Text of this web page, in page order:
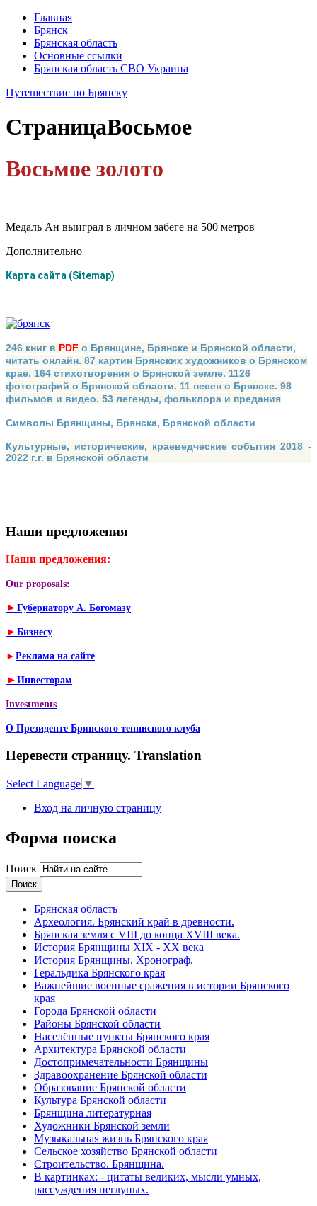
Главная
Брянск
Брянская область
Основные ссылки
Брянская область СВО Украина
Путешествие по Брянску
СтраницаВосьмое
Восьмое золото
Медаль Ан выиграл в личном забеге на 500 метров
Дополнительно
Карта сайта (Sitemap)
246 книг в PDF о Брянщине, Брянске и Брянской области,
читать онлайн. 87 картин Брянских художников о Брянском
крае. 164 стихотворения о Брянской земле. 1126
фотографий о Брянской области. 11 песен о Брянске. 98
фильмов и видео. 53 легенды, фольклора и предания
Символы Брянщины, Брянска, Брянской области
Культурные, исторические, краеведческие события 2018 -
2022 г.г. в Брянской области
Наши предложения
Наши предложения:
Our proposals:
► Губернатору А. Богомазу
► Бизнесу
► Реклама на сайте
► Инвесторам
Investments
О Президенте Брянского теннисного клуба
Перевести страницу. Translation
Select Language ▼
Вход на личную страницу
Форма поиска
Поиск
Брянская область
Археология. Брянский край в древности.
Брянская земля с VIII до конца XVIII века.
История Брянщины XIX - XX века
История Брянщины. Хронограф.
Геральдика Брянского края
Важнейшие военные сражения в истории Брянского
края
Города Брянской области
Районы Брянской области
Населённые пункты Брянского края
Архитектура Брянской области
Достопримечательности Брянщины
Здравоохранение Брянской области
Образование Брянской области
Культура Брянской области
Брянщина литературная
Художники Брянской земли
Музыкальная жизнь Брянского края
Сельское хозяйство Брянской области
Строительство. Брянщина.
В картинках: - цитаты великих, мысли умных,
рассуждения неглупых.